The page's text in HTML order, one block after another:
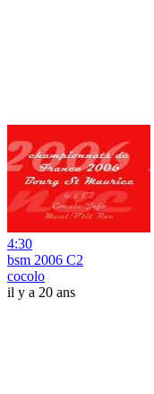
4:30
bsm 2006 C2
cocolo
il y a 20 ans